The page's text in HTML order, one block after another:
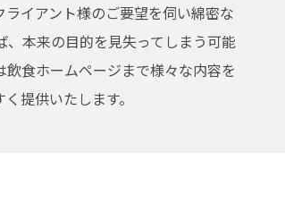
イアント様のご要望を伺い綿密な
本来の目的を見失ってしまう可能
食ホームページまで様々な内容を
提供いたします。